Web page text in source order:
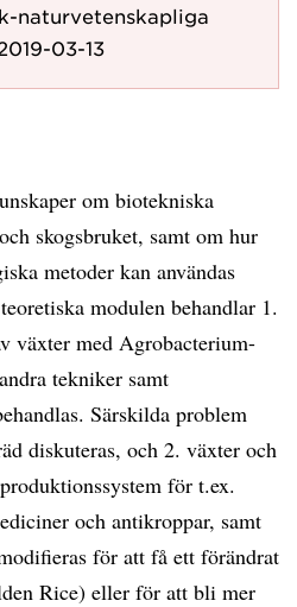
naturvetenskapliga
03-13
om biotekniska
skogsbruket, samt om hur
metoder kan användas
modulen behandlar 1.
växter med Agrobacterium-
tekniker samt
Särskilda problem
diskuteras, och 2. växter och
för t.ex.
och antikroppar, samt
för att få ett förändrat
Rice) eller för att bli mer